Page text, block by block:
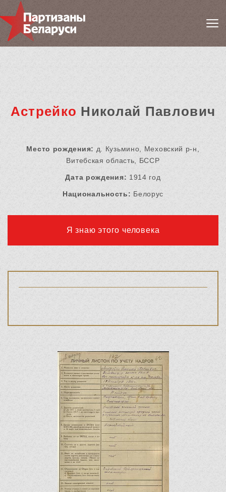
Астрейко Николай Павлович
Место рождения: д. Кузьмино, Меховский р-н,
Витебская область, БССР
Дата рождения: 1914 год
Национальность: Белорус
Я знаю этого человека